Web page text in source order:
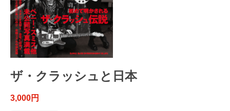
ザ・クラッシュと日本
3,000円